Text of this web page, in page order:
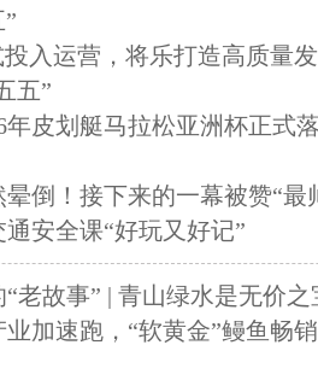
入运营，将乐打造高质量
五”
年皮划艇马拉松亚洲杯正式
倒！接下来的一幕被赞“最
安全课“好玩又好记”
老故事” | 青山绿水是无价之
加速跑，“软黄金”鳗鱼畅